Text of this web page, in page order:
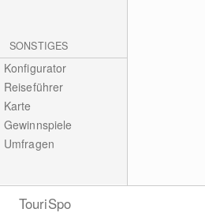
SONSTIGES
Konfigurator
Reiseführer
Karte
Gewinnspiele
Umfragen
TouriSpo